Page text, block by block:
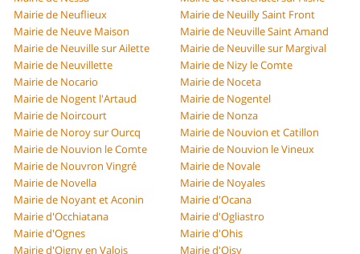
Mairie de Neuflieux
Mairie de Neuilly Saint Front
Mairie de Neuve Maison
Mairie de Neuville Saint Amand
Mairie de Neuville sur Ailette
Mairie de Neuville sur Margival
Mairie de Neuvillette
Mairie de Nizy le Comte
Mairie de Nocario
Mairie de Noceta
Mairie de Nogent l'Artaud
Mairie de Nogentel
Mairie de Noircourt
Mairie de Nonza
Mairie de Noroy sur Ourcq
Mairie de Nouvion et Catillon
Mairie de Nouvion le Comte
Mairie de Nouvion le Vineux
Mairie de Nouvron Vingré
Mairie de Novale
Mairie de Novella
Mairie de Noyales
Mairie de Noyant et Aconin
Mairie d'Ocana
Mairie d'Occhiatana
Mairie d'Ogliastro
Mairie d'Ognes
Mairie d'Ohis
Mairie d'Oigny en Valois
Mairie d'Oisy